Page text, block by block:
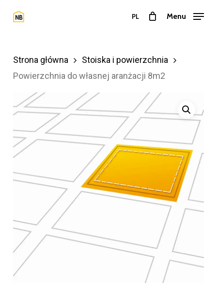
PL Menu
Strona główna
Stoiska i powierzchnia
Powierzchnia do własnej aranżacji 8m2